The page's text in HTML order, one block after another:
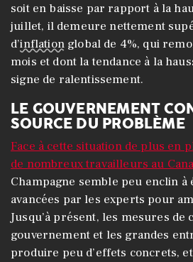
soit en baisse par rapport à la
juillet, il demeure nettement
d’inflationglobal de 4%, qui
mois et dont la tendance à la
signe de ralentissement.
LE GOUVERNEMENT
SOURCE DU PROBLÈME
Face à cette situation de plus en
de nombreux travailleurs au
Champagne semble peu enclin
avancées par les experts pour
Jusqu’à présent, les mesures
gouvernement et les grandes
produire peu d’effets concrets,